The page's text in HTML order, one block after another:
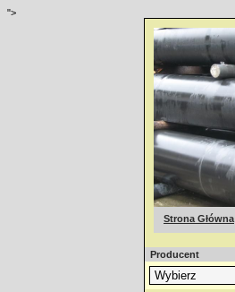
">
Strona Główna
Producent